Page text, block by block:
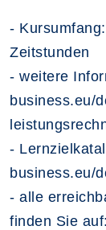
-
Zeitstunden
- weitere
business.eu/
-
business.eu/
- alle
finden Sie